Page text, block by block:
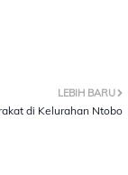
LEBIH BARU
di Kelurahan Ntobo